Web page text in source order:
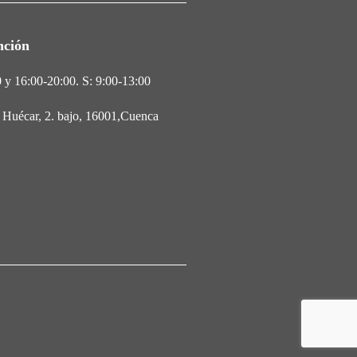
16:00-20:00. S: 9:00-13:00
2. bajo, 16001,Cuenca